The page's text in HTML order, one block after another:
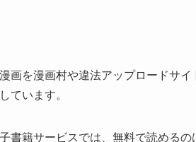
画を漫画村や違法アップロードサ
ています。
書籍サービスでは、無料で読める